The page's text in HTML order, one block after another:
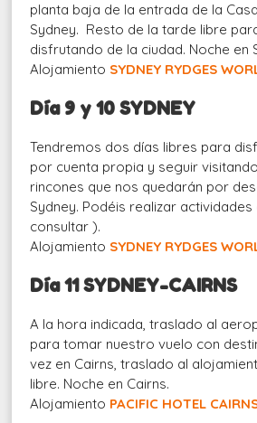
planta baja de la entrada de la
Sydney. Resto de la tarde libre
disfrutando de la ciudad. Noche en
Alojamiento SYDNEY RYDGES
Día 9 y 10 SYDNEY
Tendremos dos días libres para
por cuenta propia y seguir
rincones que nos quedarán por
Sydney. Podéis realizar
consultar ).
Alojamiento SYDNEY RYDGES
Día 11 SYDNEY-CAIRNS
A la hora indicada, traslado al
para tomar nuestro vuelo con
vez en Cairns, traslado al
libre. Noche en Cairns.
Alojamiento PACIFIC HOTEL